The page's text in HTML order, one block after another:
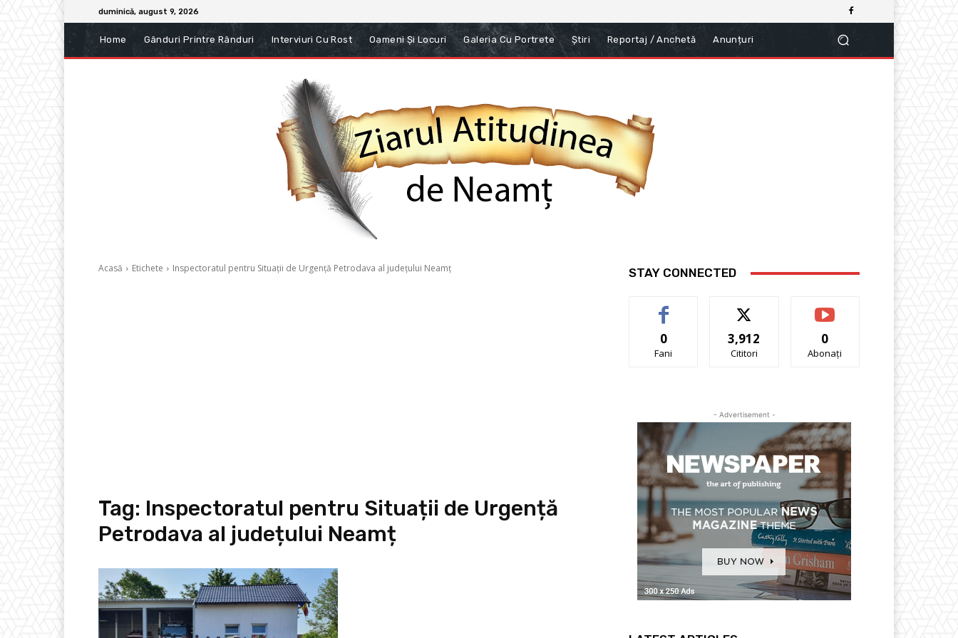
duminică, august 9, 2026
Home Gânduri Printre Rânduri Interviuri Cu Rost Oameni Și Locuri Galeria Cu Portrete Știri Reportaj / Anchetă Anunțuri
Acasă Etichete Inspectoratul pentru Situații de Urgență Petrodava al județului Neamț
Tag: Inspectoratul pentru Situații de Urgență
Petrodava al județului Neamț
STAY CONNECTED
0
Fani
3,912
Cititori
0
Abonați
- Advertisement -